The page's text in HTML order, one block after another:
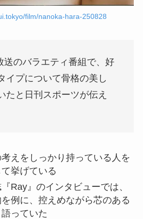
film/nanoka-hara-250828
送のバラエティ番組で、好
イプについて骨格の美し
たと日刊スポーツが伝え
えをしっかり持っている人を
挙げている
Ray』のインタビューでは、
例に、控えめながら芯のある
っていた